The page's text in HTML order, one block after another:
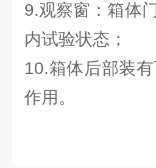
9.观察窗：箱体
内试验状态；
10.箱体后部装
作用。